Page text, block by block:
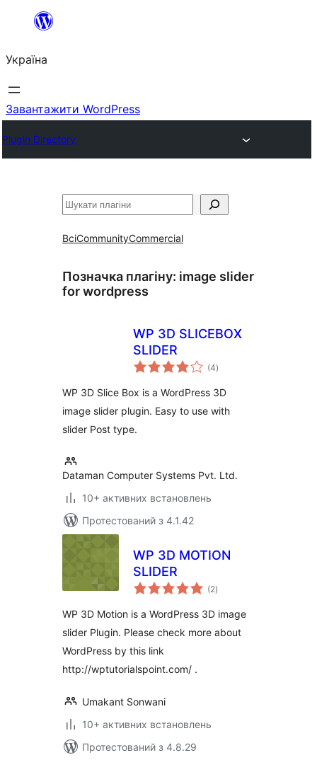
Перейти
вмісту
Україна
Завантажити WordPress
Plugin Directory
Пошук
ВсіCommunityCommercial
Позначка плагіну: image slider
for wordpress
WP 3D SLICEBOX
SLIDER
(4загальний
рейтинг
)
WP 3D Slice Box is a WordPress 3D
image slider plugin. Easy to use with
slider Post type.
Dataman Computer Systems Pvt. Ltd.
10+ активних встановлень
Протестований з 4.1.42
WP 3D MOTION
SLIDER
(2загальний
рейтинг
)
WP 3D Motion is a WordPress 3D image
slider Plugin. Please check more about
WordPress by this link
http://wptutorialspoint.com/ .
Umakant Sonwani
10+ активних встановлень
Протестований з 4.8.29